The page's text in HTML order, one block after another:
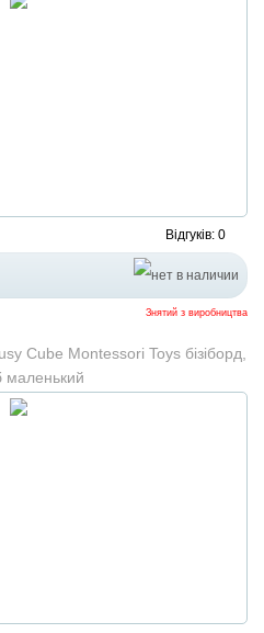
Відгуків: 0
Знятий з виробництва
Cube Montessori Toys бізіборд,
маленький